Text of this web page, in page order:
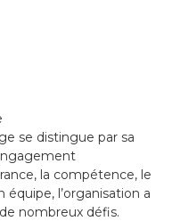
se distingue par sa
la compétence, le
l’organisation a
nombreux défis.